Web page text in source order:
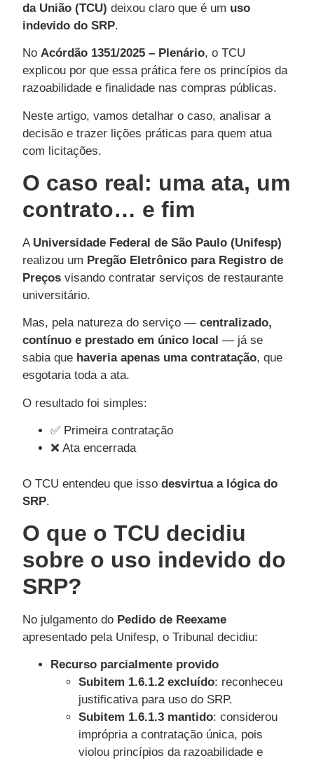
da União (TCU) deixou claro que é um uso
indevido do SRP.
No Acórdão 1351/2025 – Plenário, o TCU
explicou por que essa prática fere os princípios da
razoabilidade e finalidade nas compras públicas.
Neste artigo, vamos detalhar o caso, analisar a
decisão e trazer lições práticas para quem atua
com licitações.
O caso real: uma ata, um
contrato… e fim
A Universidade Federal de São Paulo (Unifesp)
realizou um Pregão Eletrônico para Registro de
Preços visando contratar serviços de restaurante
universitário.
Mas, pela natureza do serviço — centralizado,
contínuo e prestado em único local — já se
sabia que haveria apenas uma contratação, que
esgotaria toda a ata.
O resultado foi simples:
✅ Primeira contratação
❌ Ata encerrada
O TCU entendeu que isso desvirtua a lógica do
SRP.
O que o TCU decidiu
sobre o uso indevido do
SRP?
No julgamento do Pedido de Reexame
apresentado pela Unifesp, o Tribunal decidiu:
Recurso parcialmente provido
Subitem 1.6.1.2 excluído: reconheceu
justificativa para uso do SRP.
Subitem 1.6.1.3 mantido: considerou
imprópria a contratação única, pois
violou princípios da razoabilidade e